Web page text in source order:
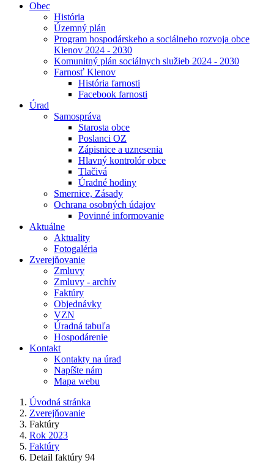
Obec
História
Územný plán
Program hospodárskeho a sociálneho rozvoja obce
Klenov 2024 - 2030
Komunitný plán sociálnych služieb 2024 - 2030
Farnosť Klenov
História farnosti
Facebook farnosti
Úrad
Samospráva
Starosta obce
Poslanci OZ
Zápisnice a uznesenia
Hlavný kontrolór obce
Tlačivá
Úradné hodiny
Smernice, Zásady
Ochrana osobných údajov
Povinné informovanie
Aktuálne
Aktuality
Fotogaléria
Zverejňovanie
Zmluvy
Zmluvy - archív
Faktúry
Objednávky
VZN
Úradná tabuľa
Hospodárenie
Kontakt
Kontakty na úrad
Napíšte nám
Mapa webu
Úvodná stránka
Zverejňovanie
Faktúry
Rok 2023
Faktúry
Detail faktúry 94